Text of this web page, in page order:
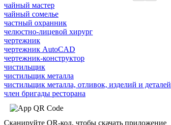
чайный мастер
чайный сомелье
частный охранник
челюстно-лицевой хирург
чертежник
чертежник AutoCAD
чертежник-конструктор
чистильщик
чистильщик металла
чистильщик металла, отливок, изделий и деталей
член бригады ресторана
Сканируйте QR-код, чтобы скачать приложение